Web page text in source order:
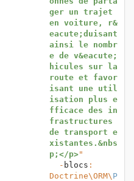
ger un trajet
en voiture, r&
eacute;duisant
ainsi le nombr
e de v&eacute;
hicules sur la
route et favor
isant une util
isation plus e
fficace des in
frastructures
de transport e
xistantes.&nbs
p;</p>"
  -
blocs :
Doctrine\ORM\ P